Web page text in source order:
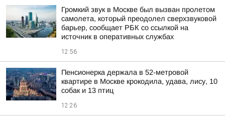
Громкий звук в Москве был вызван пролетом
самолета, который преодолел сверхзвуковой
барьер, сообщает РБК со ссылкой на
источник в оперативных службах
12:56
Пенсионерка держала в 52-метровой
квартире в Москве крокодила, удава, лису, 10
собак и 13 птиц
12:26